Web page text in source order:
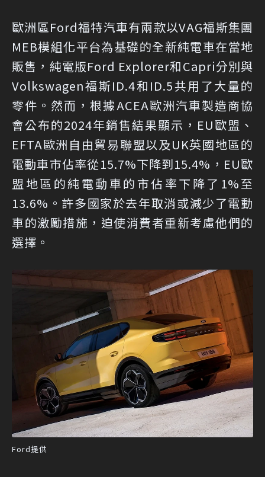
歐洲區Ford福特汽車有兩款以VAG福斯集團
MEB模組化平台為基礎的全新純電車在當地
販售，純電版Ford Explorer和Capri分別與
Volkswagen福斯ID.4和ID.5共用了大量的
零件。然而，根據ACEA歐洲汽車製造商協
會公布的2024年銷售結果顯示，EU歐盟、
EFTA歐洲自由貿易聯盟以及UK英國地區的
電動車市佔率從15.7%下降到15.4%，EU歐
盟地區的純電動車的市佔率下降了1%至
13.6%。許多國家於去年取消或減少了電動
車的激勵措施，迫使消費者重新考慮他們的
選擇。
Ford提供